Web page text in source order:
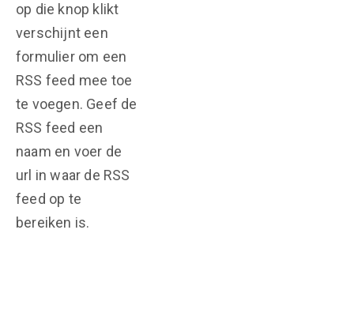
op die knop klikt
verschijnt een
formulier om een
RSS feed mee toe
te voegen. Geef de
RSS feed een
naam en voer de
url in waar de RSS
feed op te
bereiken is.